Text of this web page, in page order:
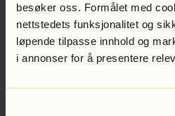
besøker oss. Formålet med
nettstedets funksjonalitet og
løpende tilpasse innhold og
i annonser for å presentere